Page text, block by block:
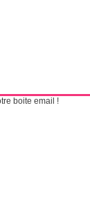
boite email !